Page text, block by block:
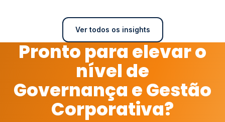
Ver todos os insights
Pronto para elevar o
nível de
Governança e Gestão
Corporativa?